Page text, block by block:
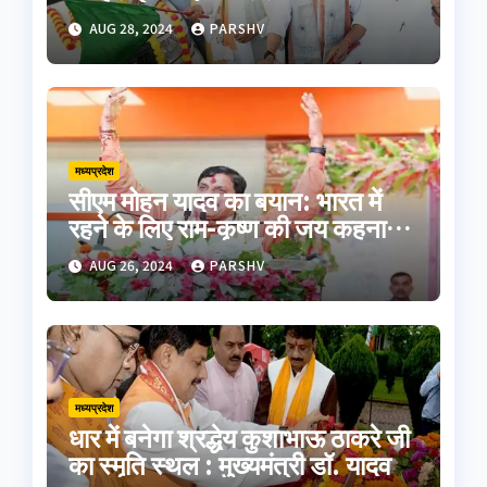
AUG 28, 2024 PARSHV
मध्यप्रदेश
सीएम मोहन यादव का बयान: भारत में
रहने के लिए राम-कृष्ण की जय कहना
होगाAUG 26, 2024 PARSHV
मध्यप्रदेश
धार में बनेगा श्रद्धेय कुशाभाऊ ठाकरे जी
का स्मृति स्थल : मुख्यमंत्री डॉ. यादव